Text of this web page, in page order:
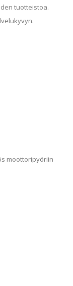
tuotteistoa.
moottoripyöriin